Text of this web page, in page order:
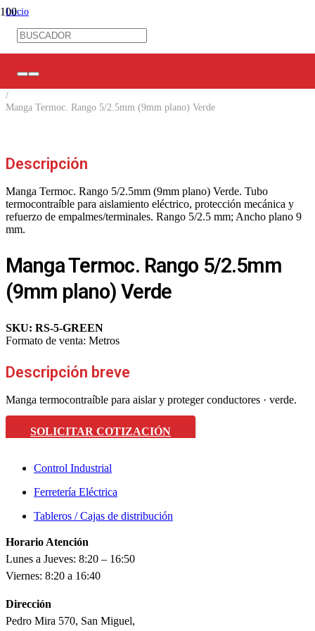
Inicio
Ferretería Eléctrica
/
Manga Termoc. Rango 5/2.5mm (9mm plano) Verde
Descripción
Manga Termoc. Rango 5/2.5mm (9mm plano) Verde. Tubo
termocontraíble para aislamiento eléctrico, protección mecánica y
refuerzo de empalmes/terminales. Rango 5/2.5 mm; Ancho plano 9
mm.
Manga Termoc. Rango 5/2.5mm
(9mm plano) Verde
SKU: RS-5-GREEN
Formato de venta: Metros
Descripción breve
Manga termocontraíble para aislar y proteger conductores · verde.
SOLICITAR COTIZACIÓN
Control Industrial
Ferretería Eléctrica
Tableros / Cajas de distribución
Horario Atención
Lunes a Jueves: 8:20 – 16:50
Viernes: 8:20 a 16:40
Dirección
Pedro Mira 570, San Miguel,